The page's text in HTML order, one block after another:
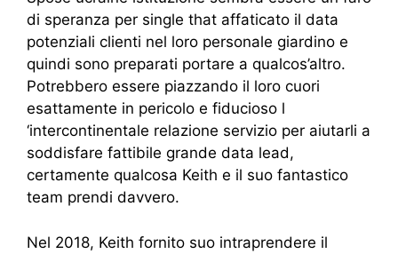
di speranza per single that affaticato il data
potenziali clienti nel loro personale giardino e
quindi sono preparati portare a qualcos’altro.
Potrebbero essere piazzando il loro cuori
esattamente in pericolo e fiducioso l
‘intercontinentale relazione servizio per aiutarli a
soddisfare fattibile grande data lead,
certamente qualcosa Keith e il suo fantastico
team prendi davvero.
Nel 2018, Keith fornito suo intraprendere il